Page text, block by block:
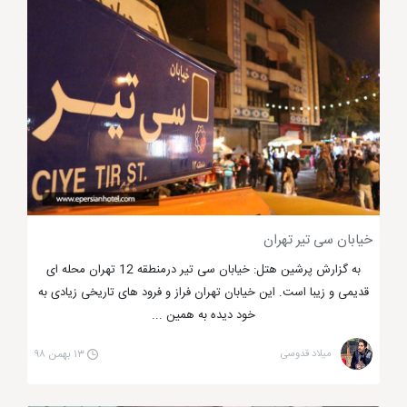
خرید دارید پیشنهاد می کنیم مرکز خرید تندیس
سن دارد اما همچنان قلب تپنده ای داشته و مخاطبان
بسیاری دارد. این مرکز تجاری تهران مانند دیگر مراکز
تجاری تهران وسعت ندارد اما با همان وسعت کم تمام
نیازهای بازدید کنندگان خود را برطرف می کند.
خیابان سی تیر تهران
به گزارش پرشین هتل: خیابان سی تیر درمنطقه 12 تهران محله ای
قدیمی و زیبا است. این خیابان تهران فراز و فرود های تاریخی زیادی به
خود دیده به همین ...
میلاد قدوسی ۱۳ بهمن ۹۸